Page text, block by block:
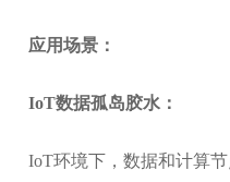
应用场景：
IoT数据孤岛胶水：
IoT环境下，数据和计算